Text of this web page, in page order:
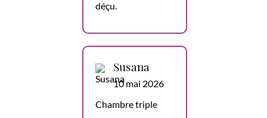
déçu.
Susana
10 mai 2026
Chambre triple